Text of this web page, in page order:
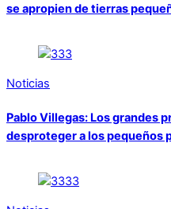
se apropien de tierras
Noticias
Pablo Villegas: Los grandes
desproteger a los pequeños